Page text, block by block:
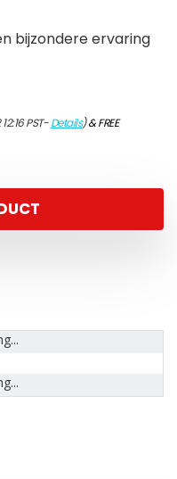
bijzondere ervaring
PST-Details)&FREE